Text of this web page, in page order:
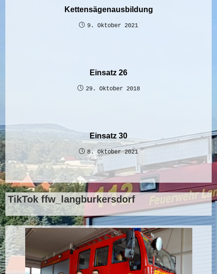
Kettensägenausbildung
9. Oktober 2021
Einsatz 26
29. Oktober 2018
Einsatz 30
8. Oktober 2021
TikTok ffw_langburkersdorf